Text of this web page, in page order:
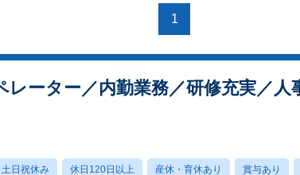
1
レーター／内勤業務／研修充実／
土日祝休み 休日120日以上 産休・育休あり 賞与あり